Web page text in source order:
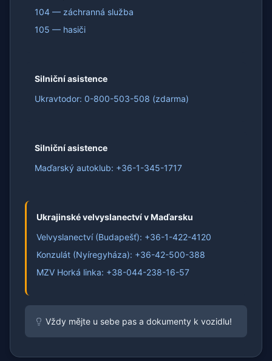
104 — záchranná služba
105 — hasiči
Silniční asistence
Ukravtodor: 0-800-503-508 (zdarma)
Silniční asistence
Maďarský autoklub: +36-1-345-1717
Ukrajinské velvyslanectví v Maďarsku
Velvyslanectví (Budapešť): +36-1-422-4120
Konzulát (Nyíregyháza): +36-42-500-388
MZV Horká linka: +38-044-238-16-57
Vždy mějte u sebe pas a dokumenty k vozidlu!